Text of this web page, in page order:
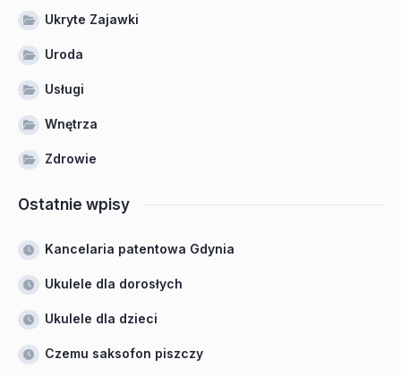
Ukryte Zajawki
Uroda
Usługi
Wnętrza
Zdrowie
Ostatnie wpisy
Kancelaria patentowa Gdynia
Ukulele dla dorosłych
Ukulele dla dzieci
Czemu saksofon piszczy